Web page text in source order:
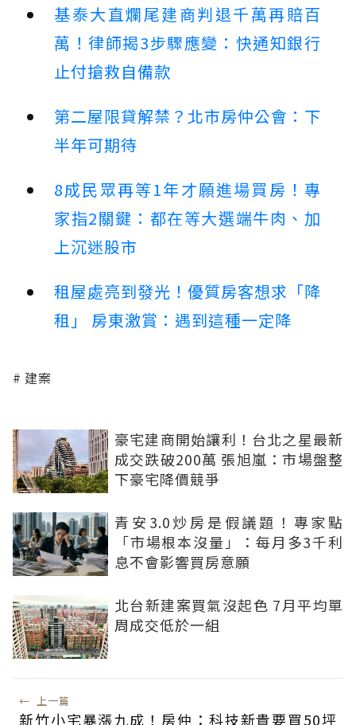
基泰大直爛尾建商判退千萬再賠百
萬！律師揭3步驟應變：快通知銀行
止付搶救自備款
第二屋限貸解禁？北市房仲公會：下
半年可期待
8成民眾再等1年才願進場買房！專
家指2關鍵：都在等大選端牛肉、加
上沉迷股市
租屋處亮到發光！優質房客想求「降
租」 房東激賞：遇到這種一定降
建案
豪宅建商開始讓利！台北之星最新
成交跌破200萬 張旭嵐：市場盤整
下豪宅降價競爭
青安3.0炒房是假議題！專家點
「市場根本沒量」：每月多3千利
息不會影響買房意願
北台新建案買氣沒起色 7月平均單
周成交低於一組
← 上一篇
新竹小宅暴漲九成！房仲：科技新貴要買50坪